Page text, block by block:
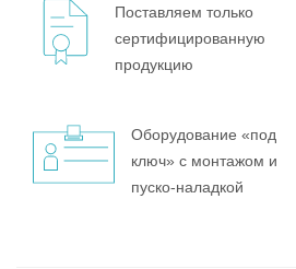
Поставляем только
сертифицированную
продукцию
Оборудование «под
ключ» с монтажом и
пуско-наладкой